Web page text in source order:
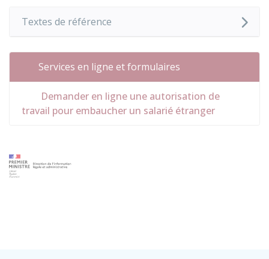
Textes de référence
Services en ligne et formulaires
Demander en ligne une autorisation de
travail pour embaucher un salarié étranger